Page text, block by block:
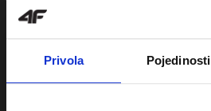
Privola Pojedinosti